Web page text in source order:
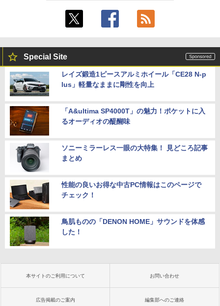
Special Site
レイズ鍛造1ピースアルミホイール「CE28 N-p
lus」軽量なままに剛性を向上
「A&ultima SP4000T」の魅力！ポケットに入
るオーディオの醍醐味
ソニーミラーレス一眼の大特集！ 見どころ記事
まとめ
性能の良いお得な中古PC情報はこのページで
チェック！
鳥肌ものの「DENON HOME」サウンドを体感
した！
本サイトのご利用について お問い合わせ
広告掲載のご案内 編集部へのご連絡